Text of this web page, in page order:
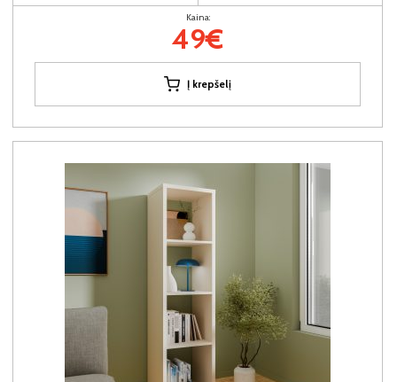
Kaina:
49€
Į krepšelį